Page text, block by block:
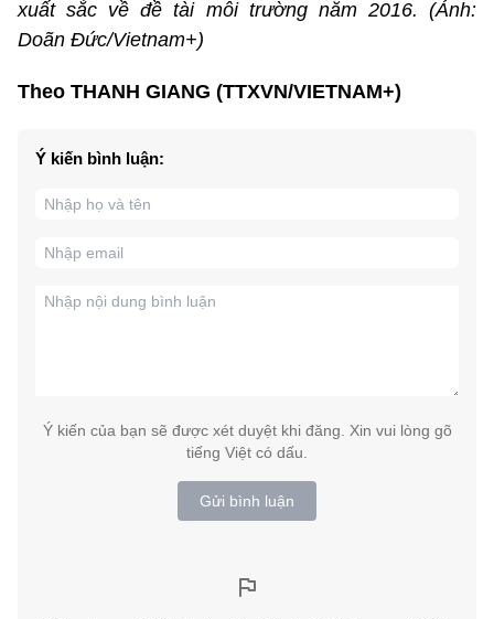
xuất sắc về đề tài môi trường năm 2016. (Ảnh:
Doãn Đức/Vietnam+)
Theo THANH GIANG (TTXVN/VIETNAM+)
Ý kiến bình luận:
Ý kiến của bạn sẽ được xét duyệt khi đăng. Xin vui lòng gõ
tiếng Việt có dấu.
Gửi bình luận